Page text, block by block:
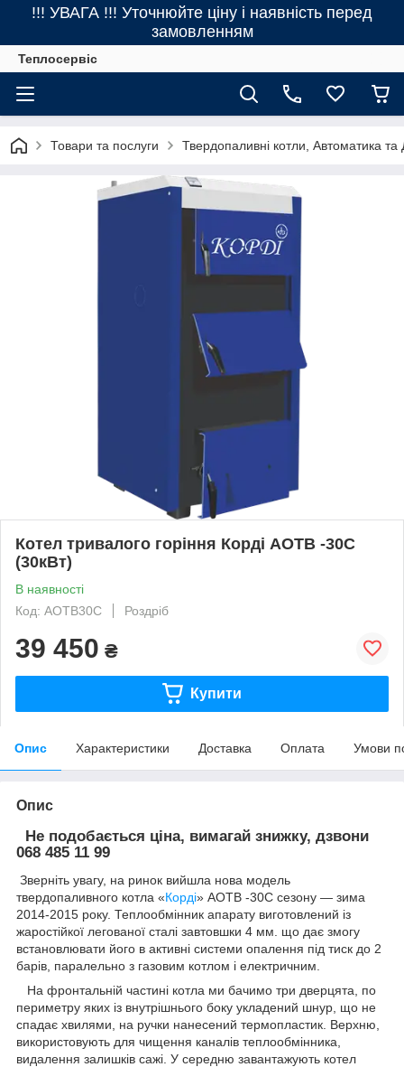
!!! УВАГА !!! Уточнюйте ціну і наявність перед
замовленням
Теплосервіс
Товари та послуги Твердопаливні котли, Автоматика та
Котел тривалого горіння Корді АОТВ -30С
(30кВт)
В наявності
Код: АОТВ30С
Роздріб
39 450 ₴
Купити
Опис Характеристики Доставка Оплата Умови
Опис
Не подобається ціна, вимагай знижку, дзвони
068 485 11 99
Зверніть увагу, на ринок вийшла нова модель
твердопаливного котла «Корді» АОТВ -30С сезону — зима
2014-2015 року. Теплообмінник апарату виготовлений із
жаростійкої легованої сталі завтовшки 4 мм. що дає змогу
встановлювати його в активні системи опалення під тиск до 2
барів, паралельно з газовим котлом і електричним.
На фронтальній частині котла ми бачимо три дверцята, по
периметру яких із внутрішнього боку укладений шнур, що не
спадає хвилями, на ручки нанесений термопластик. Верхню,
використовують для чищення каналів теплообмінника,
видалення залишків сажі. У середню завантажують котел